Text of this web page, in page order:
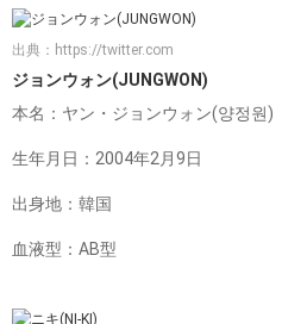
出典： https://twitter.com
ジョンウォン(JUNGWON)
本名：ヤン・ジョンウォン(양정원)
生年月日：2004年2月9日
出身地：韓国
血液型：AB型